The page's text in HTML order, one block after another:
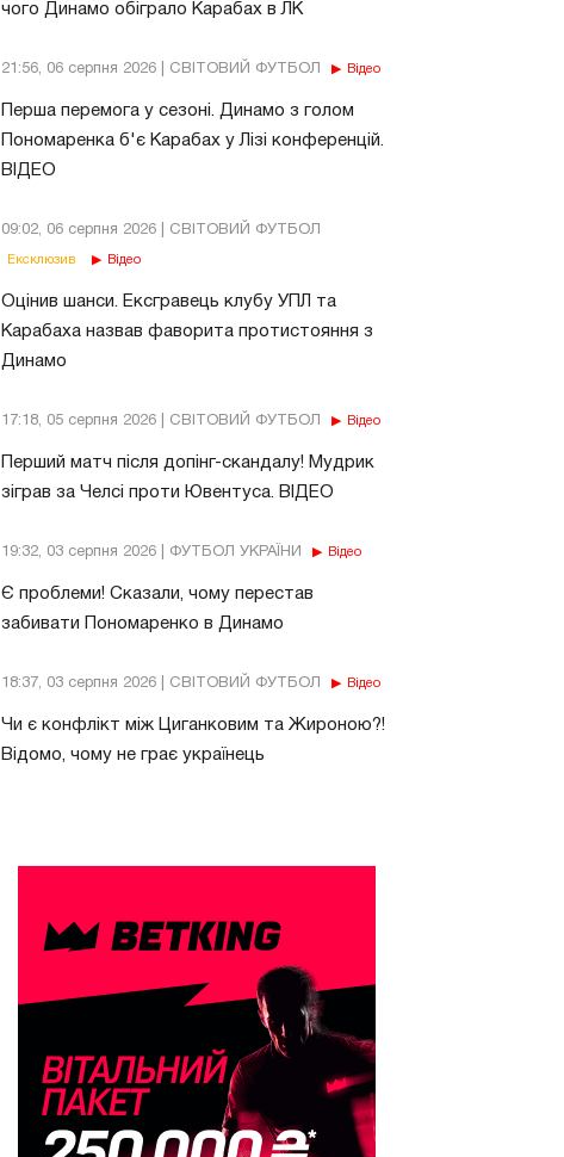
чого Динамо обіграло Карабах в ЛК
21:56, 06 серпня 2026 | СВІТОВИЙ ФУТБОЛ Відео
Перша перемога у сезоні. Динамо з голом
Пономаренка б'є Карабах у Лізі конференцій.
ВІДЕО
09:02, 06 серпня 2026 | СВІТОВИЙ ФУТБОЛ
Ексклюзив Відео
Оцінив шанси. Ексгравець клубу УПЛ та
Карабаха назвав фаворита протистояння з
Динамо
17:18, 05 серпня 2026 | СВІТОВИЙ ФУТБОЛ Відео
Перший матч після допінг-скандалу! Мудрик
зіграв за Челсі проти Ювентуса. ВІДЕО
19:32, 03 серпня 2026 | ФУТБОЛ УКРАЇНИ Відео
Є проблеми! Сказали, чому перестав
забивати Пономаренко в Динамо
18:37, 03 серпня 2026 | СВІТОВИЙ ФУТБОЛ Відео
Чи є конфлікт між Циганковим та Жироною?!
Відомо, чому не грає українець